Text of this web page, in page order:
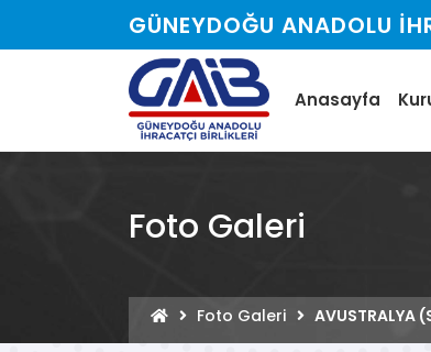
GÜNEYDOĞU ANADOLU
Anasayfa
Foto Galeri
Foto Galeri AVUSTRALYA